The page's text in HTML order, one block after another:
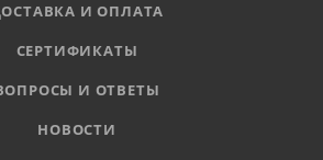
И ОПЛАТА
СЕРТИФИКАТЫ
И ОТВЕТЫ
НОВОСТИ